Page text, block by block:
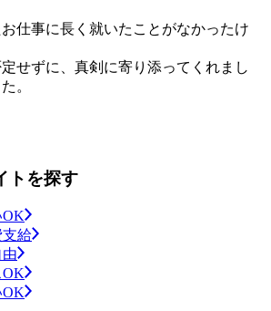
仕事に長く就いたことがなかったけ
せずに、真剣に寄り添ってくれまし
。
トを探す
給